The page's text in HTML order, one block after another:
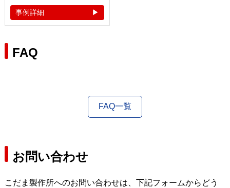
事例詳細
FAQ
FAQ一覧
お問い合わせ
こだま製作所へのお問い合わせは、下記フォームからどう